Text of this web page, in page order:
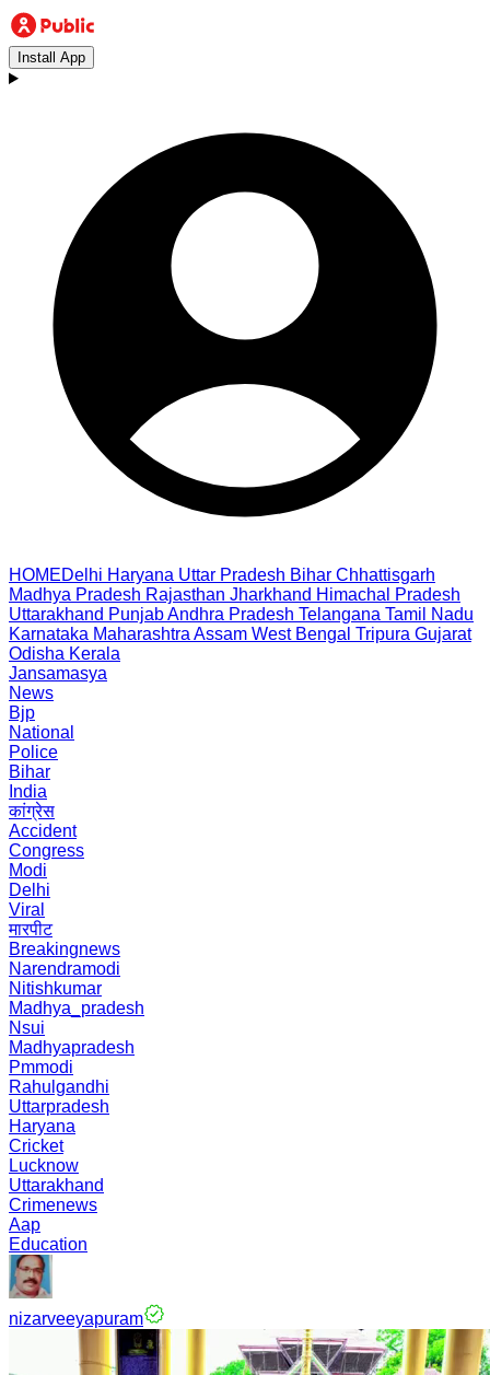
Install App
HOMEDelhi Haryana Uttar Pradesh Bihar Chhattisgarh
Madhya Pradesh Rajasthan Jharkhand Himachal Pradesh
Uttarakhand PunjabAndhra Pradesh Telangana Tamil Nadu
Karnataka Maharashtra Assam West Bengal Tripura Gujarat
Odisha Kerala
Jansamasya
News
Bjp
National
Police
Bihar
India
कांग्रेस
Accident
Congress
Modi
Delhi
Viral
मारपीट
Breakingnews
Narendramodi
Nitishkumar
Madhya_pradesh
Nsui
Madhyapradesh
Pmmodi
Rahulgandhi
Uttarpradesh
Haryana
Cricket
Lucknow
Uttarakhand
Crimenews
Aap
Education
nizarveeyapuram